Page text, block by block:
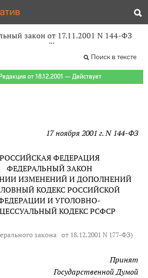
закон от 17.11.2001 N 144-ФЗ
Поиск в тексте
Редакция от 18.12.2001 — Действует
17 ноября 2001 г. N 144-ФЗ
РОССИЙСКАЯ ФЕДЕРАЦИЯ
ФЕДЕРАЛЬНЫЙ ЗАКОН
ИЗМЕНЕНИЙ И ДОПОЛНЕНИЙ
КОДЕКС РОССИЙСКОЙ
И УГОЛОВНО-
КОДЕКС РСФСР
закона от 18.12.2001 N 177-ФЗ)
Принят
Государственной Думой